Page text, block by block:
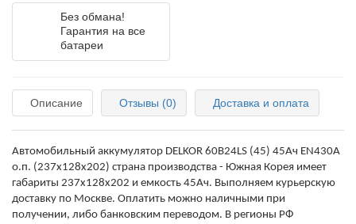
Без обмана!
Гарантия на все
батареи
Описание Отзывы (0) Доставка и оплата
Автомобильный аккумулятор DELKOR 60B24LS (45) 45Ач EN430А
о.п. (237х128х202) страна производства - Южная Корея имеет
габариты 237х128х202 и емкость 45Ач. Выполняем курьерскую
доставку по Москве. Оплатить можно наличными при
получении, либо банковским переводом. В регионы РФ